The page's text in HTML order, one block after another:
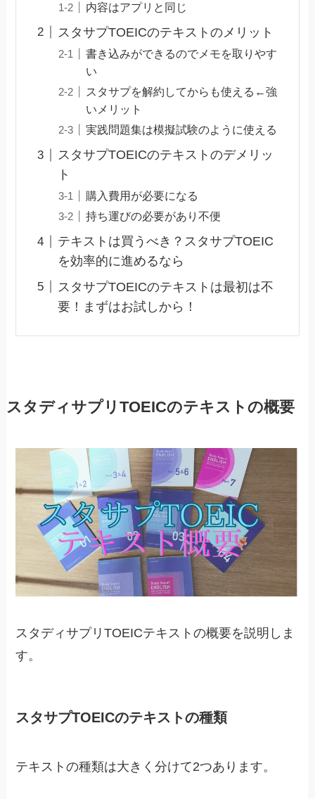
内容はアプリと同じ
スタサプTOEICのテキストのメリット
書き込みができるのでメモを取りやす
い
スタサプを解約してからも使える←強
いメリット
実践問題集は模擬試験のように使える
スタサプTOEICのテキストのデメリッ
ト
購入費用が必要になる
持ち運びの必要があり不便
テキストは買うべき？スタサプTOEIC
を効率的に進めるなら
スタサプTOEICのテキストは最初は不
要！まずはお試しから！
スタディサプリTOEICのテキストの概要
スタディサプリTOEICテキストの概要を説明しま
す。
スタサプTOEICのテキストの種類
テキストの種類は大きく分けて2つあります。